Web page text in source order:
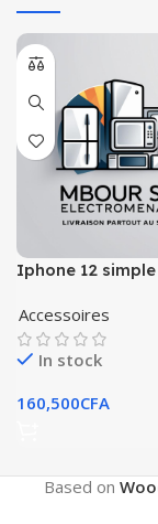
Iphone 12 simple
Accessoires
In stock
160,500CFA
Based on